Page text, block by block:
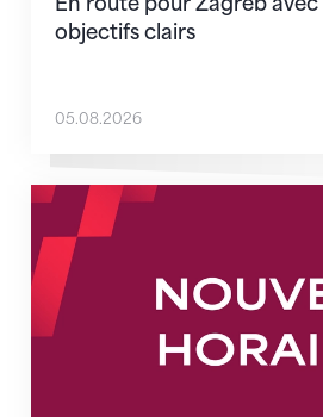
objectifs clairs
05.08.2026
Nouveaux horaires du